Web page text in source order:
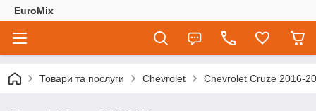
EuroMix
Товари та послуги Chevrolet Chevrolet Cruze 2016-